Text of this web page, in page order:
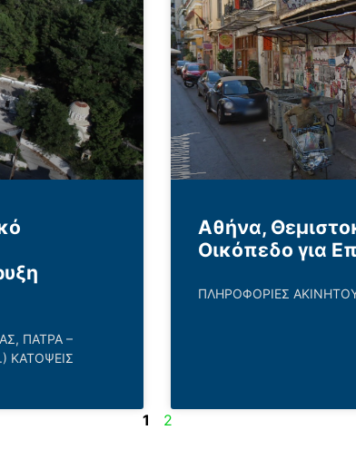
ΠΑΤΡΑ –
ΚΑΤΟΨΕΙΣ
Αθήνα,
Οικόπεδο για
ΠΛΗΡΟΦΟΡΙΕΣ
1 2